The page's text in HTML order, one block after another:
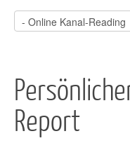
Report